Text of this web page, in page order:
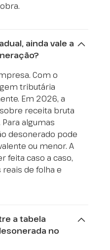
ainda vale a
Com o
tributária
Em 2026, a
receita bruta
algumas
desonerado pode
ou menor. A
feita caso a caso,
de folha e
a tabela
no